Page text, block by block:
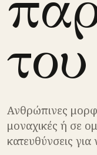
Ανθρώπινες
μοναχικές ή σε
κατευθύνσεις